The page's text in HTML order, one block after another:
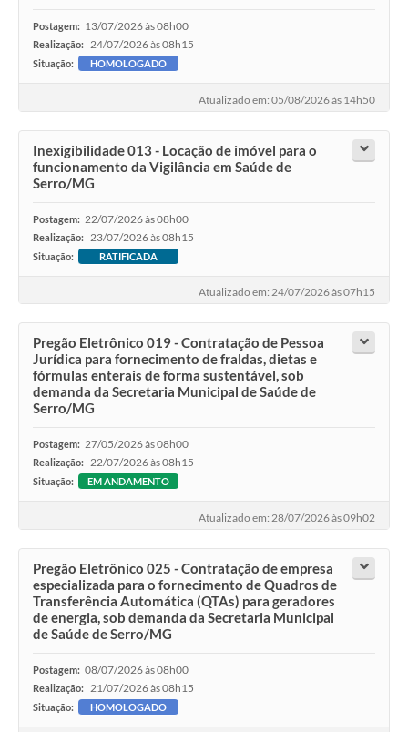
Postagem: 13/07/2026 às 08h00
Realização: 24/07/2026 às 08h15
Situação: HOMOLOGADO
Atualizado em: 05/08/2026 às 14h50
Inexigibilidade 013 - Locação de imóvel para o
funcionamento da Vigilância em Saúde de
Serro/MG
Postagem: 22/07/2026 às 08h00
Realização: 23/07/2026 às 08h15
Situação: RATIFICADA
Atualizado em: 24/07/2026 às 07h15
Pregão Eletrônico 019 - Contratação de Pessoa
Jurídica para fornecimento de fraldas, dietas e
fórmulas enterais de forma sustentável, sob
demanda da Secretaria Municipal de Saúde de
Serro/MG
Postagem: 27/05/2026 às 08h00
Realização: 22/07/2026 às 08h15
Situação: EM ANDAMENTO
Atualizado em: 28/07/2026 às 09h02
Pregão Eletrônico 025 - Contratação de empresa
especializada para o fornecimento de Quadros de
Transferência Automática (QTAs) para geradores
de energia, sob demanda da Secretaria Municipal
de Saúde de Serro/MG
Postagem: 08/07/2026 às 08h00
Realização: 21/07/2026 às 08h15
Situação: HOMOLOGADO